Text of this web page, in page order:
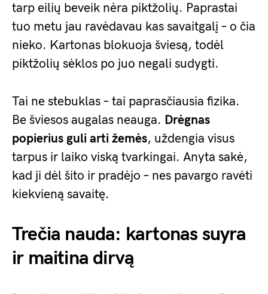
tarp eilių beveik nėra piktžolių. Paprastai
tuo metu jau ravėdavau kas savaitgalį – o čia
nieko. Kartonas blokuoja šviesą, todėl
piktžolių sėklos po juo negali sudygti.
Tai ne stebuklas – tai paprasčiausia fizika.
Be šviesos augalas neauga. Drėgnas
popierius guli arti žemės, uždengia visus
tarpus ir laiko viską tvarkingai. Anyta sakė,
kad ji dėl šito ir pradėjo – nes pavargo ravėti
kiekvieną savaitę.
Trečia nauda: kartonas suyra
ir maitina dirvą